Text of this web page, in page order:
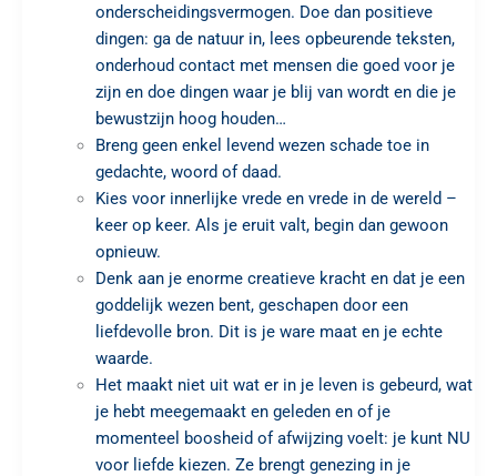
onderscheidingsvermogen. Doe dan positieve
dingen: ga de natuur in, lees opbeurende teksten,
onderhoud contact met mensen die goed voor je
zijn en doe dingen waar je blij van wordt en die je
bewustzijn hoog houden…
Breng geen enkel levend wezen schade toe in
gedachte, woord of daad.
Kies voor innerlijke vrede en vrede in de wereld –
keer op keer. Als je eruit valt, begin dan gewoon
opnieuw.
Denk aan je enorme creatieve kracht en dat je een
goddelijk wezen bent, geschapen door een
liefdevolle bron. Dit is je ware maat en je echte
waarde.
Het maakt niet uit wat er in je leven is gebeurd, wat
je hebt meegemaakt en geleden en of je
momenteel boosheid of afwijzing voelt: je kunt NU
voor liefde kiezen. Ze brengt genezing in je